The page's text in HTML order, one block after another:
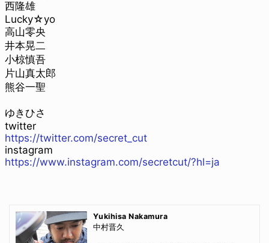
西隆雄
Lucky☆yo
高山零央
井本晃二
小椋慎吾
片山真太郎
熊谷一聖
ゆきひさ
twitter
https://twitter.com/secret_cut
instagram
https://www.instagram.com/secretcut/?hl=ja
Yukihisa Nakamura
中村晋久